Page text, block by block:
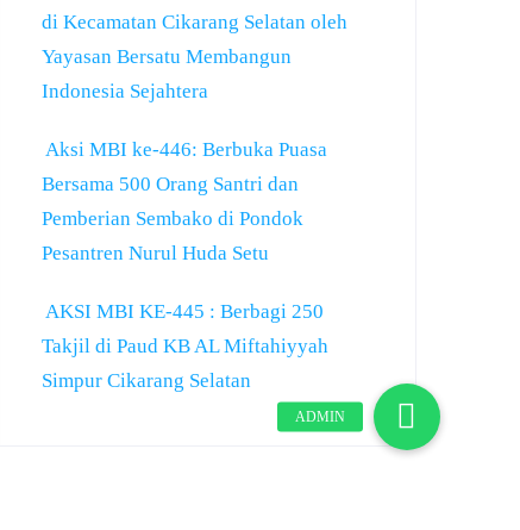
di Kecamatan Cikarang Selatan oleh
Yayasan Bersatu Membangun
Indonesia Sejahtera
Aksi MBI ke-446: Berbuka Puasa
Bersama 500 Orang Santri dan
Pemberian Sembako di Pondok
Pesantren Nurul Huda Setu
AKSI MBI KE-445 : Berbagi 250
Takjil di Paud KB AL Miftahiyyah
Simpur Cikarang Selatan